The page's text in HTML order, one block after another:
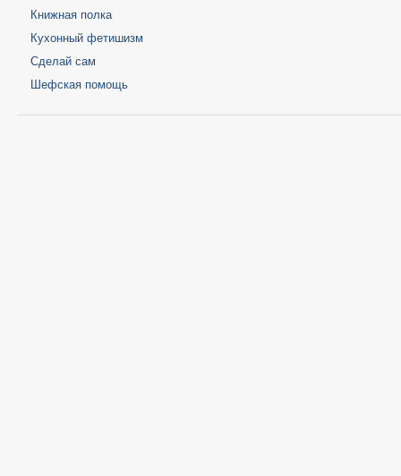
Книжная полка
Кухонный фетишизм
Сделай сам
Шефская помощь